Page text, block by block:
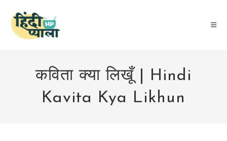
content
कविता क्या लिखूँ | Hindi
Kavita Kya Likhun